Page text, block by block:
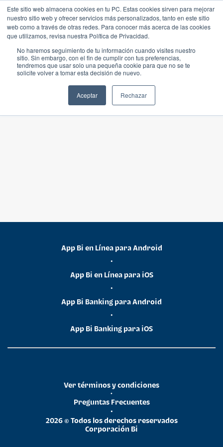
Este sitio web almacena cookies en tu PC. Estas cookies sirven para mejorar
nuestro sitio web y ofrecer servicios más personalizados, tanto en este sitio
web como a través de otras redes. Para conocer más acerca de las cookies
que utilizamos, revisa nuestra Política de Privacidad.
No haremos seguimiento de tu información cuando visites nuestro
sitio. Sin embargo, con el fin de cumplir con tus preferencias,
tendremos que usar solo una pequeña cookie para que no se te
solicite volver a tomar esta decisión de nuevo.
Aceptar Rechazar
App Bi en Línea para Android
•
App Bi en Línea para iOS
•
App Bi Banking para Android
•
App Bi Banking para iOS
2026 © Todos los derechos reservados
Corporación Bi
•
Preguntas Frecuentes
•
Ver términos y condiciones